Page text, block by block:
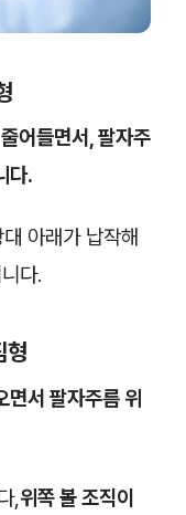
어들면서, 팔자주
다.
아래가 납작해
다.
형
서 팔자주름 위
,위쪽 볼 조직이